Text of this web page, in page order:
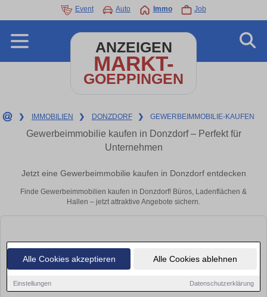
Alle Cookies akzeptieren Alle Cookies ablehnen
Einstellungen Datenschutzerklärung
Event Auto Immo Job
ANZEIGEN
MARKT-
GOEPPINGEN
❯ IMMOBILIEN ❯ DONZDORF ❯ GEWERBEIMMOBILIE-KAUFEN
Gewerbeimmobilie kaufen in Donzdorf – Perfekt für
Unternehmen
Jetzt eine Gewerbeimmobilie kaufen in Donzdorf entdecken
Finde Gewerbeimmobilien kaufen in Donzdorf! Büros, Ladenflächen &
Hallen – jetzt attraktive Angebote sichern.